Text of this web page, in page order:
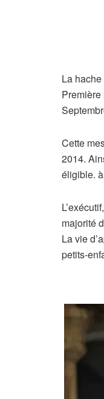
La
Première
Cette
2014.
éligible.
majorité
La vie
petits-